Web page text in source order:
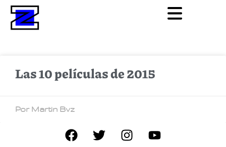
Las 10 películas de 2015
Por Martin Bvz